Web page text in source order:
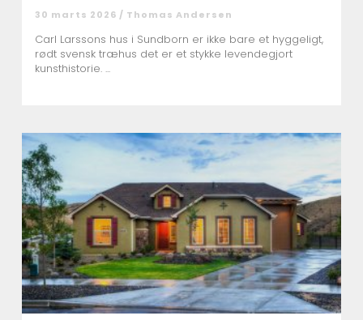
30 marts 2026 / Thomas Andersen
Carl Larssons hus i Sundborn er ikke bare et hyggeligt,
rødt svensk træhus det er et stykke levendegjort
kunsthistorie. ...